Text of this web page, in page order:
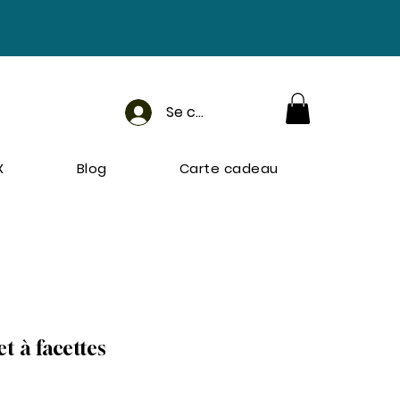
Se connecter
Blog Carte cadeau
à facettes